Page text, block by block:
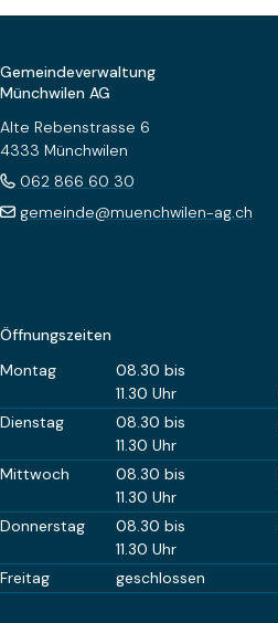
Gemeindeverwaltung
Münchwilen AG
Alte Rebenstrasse 6
4333 Münchwilen
062 866 60 30
gemeinde@muenchwilen-ag.ch
Öffnungszeiten
Wochentag
Öffnungszeiten
Montag
08.30 bis
11.30 Uhr
Dienstag
08.30 bis
11.30 Uhr
Mittwoch
08.30 bis
11.30 Uhr
Donnerstag
08.30 bis
11.30 Uhr
Freitag geschlossen